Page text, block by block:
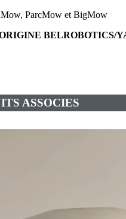
ParcMow et BigMow
BELROBOTICS/
ASSOCIES